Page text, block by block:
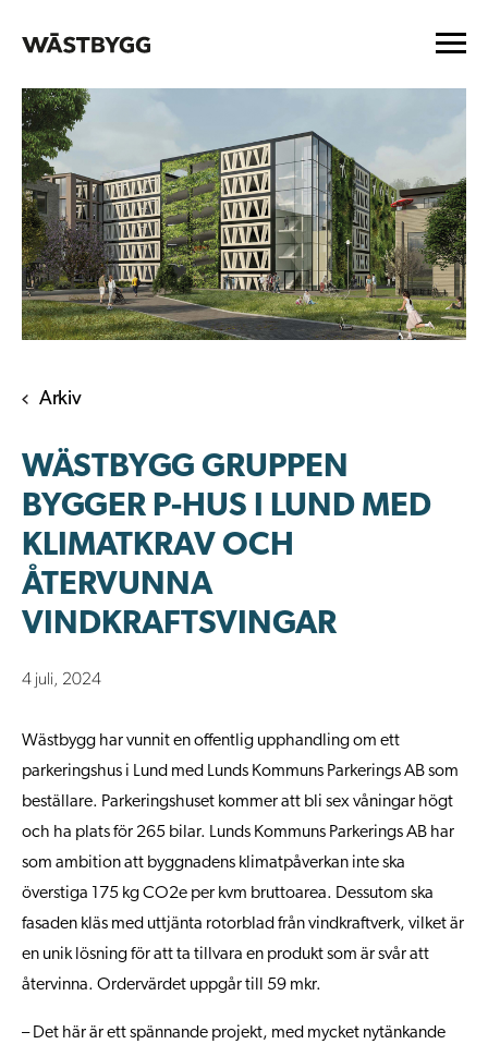
Arkiv
WÄSTBYGG GRUPPEN
BYGGER P-HUS I LUND MED
KLIMATKRAV OCH
ÅTERVUNNA
VINDKRAFTSVINGAR
4 juli, 2024
Wästbygg har vunnit en offentlig upphandling om ett
parkeringshus i Lund med Lunds Kommuns Parkerings AB som
beställare. Parkeringshuset kommer att bli sex våningar högt
och ha plats för 265 bilar. Lunds Kommuns Parkerings AB har
som ambition att byggnadens klimatpåverkan inte ska
överstiga 175 kg CO2e per kvm bruttoarea. Dessutom ska
fasaden kläs med uttjänta rotorblad från vindkraftverk, vilket är
en unik lösning för att ta tillvara en produkt som är svår att
återvinna. Ordervärdet uppgår till 59 mkr.
– Det här är ett spännande projekt, med mycket nytänkande